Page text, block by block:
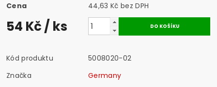
Cena
44,63 Kč bez DPH
54 Kč/ ks
Kód produktu
5008020-02
Značka
Germany